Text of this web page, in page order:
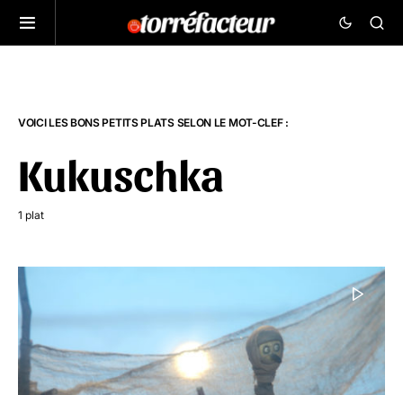
VOICI LES BONS PETITS PLATS SELON LE MOT-CLEF :
Kukuschka
1 plat